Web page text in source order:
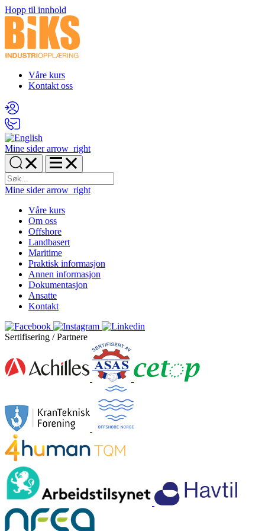
Hopp til innhold
Våre kurs
Kontakt oss
Mine sider arrow_right
Mine sider arrow_right
Våre kurs
Om oss
Offshore
Landbasert
Maritime
Praktisk informasjon
Annen informasjon
Dokumentasjon
Ansatte
Kontakt
Sertifisering / Partnere